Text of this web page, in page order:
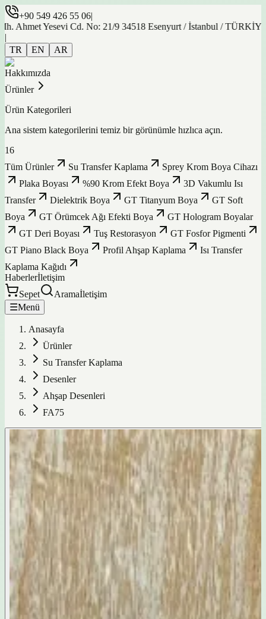
+90 549 426 55 06|
Yesevi Cd. No: 21/9 34518 Esenyurt / İstanbul / TÜRKİYE
|
TR
EN AR
Hakkımızda
Ürünler
Ürün Kategorileri
Ana sistem kategorilerini temiz bir görünümle hızlıca açın.
16
Tüm Ürünler
Su Transfer Kaplama
Sprey Krom Boya Cihazı
Plaka Boyası
%90 Krom Efekt Boya
3D Vakumlu Isı
Transfer
Dielektrik Boya GT Titanyum Boya
GT Soft
Boya
GT Örümcek Ağı Efekti Boya
GT Hologram Boyalar
GT Deri Boyası
Tuş Restorasyon
GT Fosfor Pigmenti
GT Piano Black Boya
Profil Ahşap Kaplama
Isı Transfer
Kaplama Kağıdı
Haberlerİletişim
Sepet
Aramaİletişim
☰Menü
Anasayfa
Ürünler
Su Transfer Kaplama
Desenler
Ahşap Desenleri
FA75